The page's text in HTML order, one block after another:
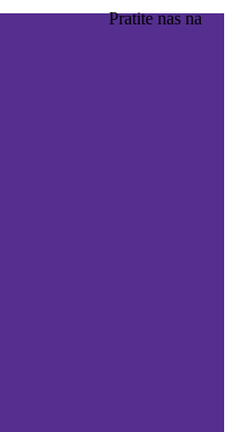
Pratite nas na